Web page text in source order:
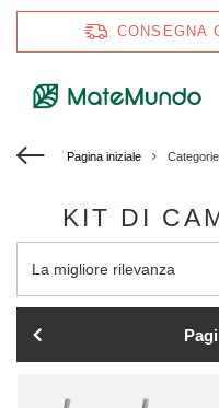
CONSEGNA
Pagina iniziale Categorie
KIT DI
Modifica ordinamento
La migliore rilevanza